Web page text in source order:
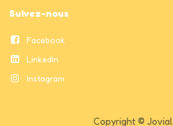
Suivez-nous
Facebook
LinkedIn
Instagram
Copyright © Jovial